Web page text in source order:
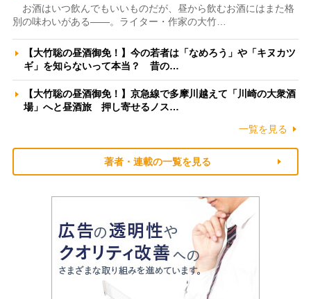
お酒はいつ飲んでもいいものだが、昼から飲むお酒にはまた格
別の味わいがある――。ライター・作家の大竹…
【大竹聡の昼酒御免！】今の若者は「なめろう」や「キヌカツ
ギ」を知らないって本当？ 昔の…
【大竹聡の昼酒御免！】京急線で多摩川越えて「川崎の大衆酒
場」へと昼酒旅 押し寄せるノス…
一覧を見る
著者・連載の一覧を見る